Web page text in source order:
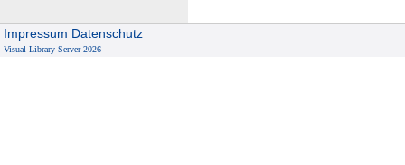
Impressum Datenschutz
Visual Library Server 2026